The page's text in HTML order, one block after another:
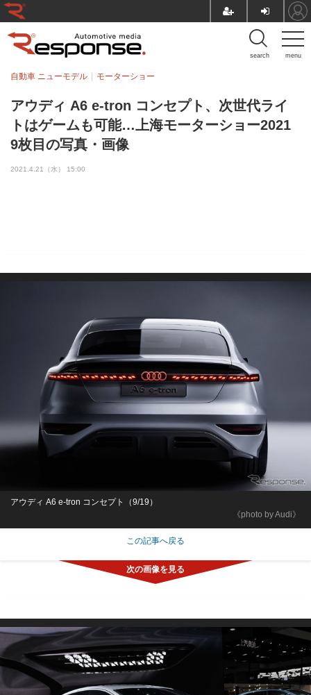
menu
search
アウディ A6 e-tron コンセプト、次世代ライ
トはゲームも可能…上海モーターショー2021
9枚目の写真・画像
自動車 ニューモデル モーターショー
2021.4.21（水） 15:00
《photo by Audi》
アウディ A6 e-tron コンセプト（9/19）
この記事へ戻る